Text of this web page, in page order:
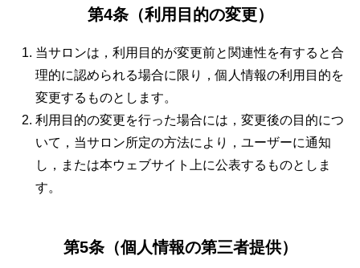
第4条（利用目的の変更）
当サロンは，利用目的が変更前と関連性を有すると合
理的に認められる場合に限り，個人情報の利用目的を
変更するものとします。
利用目的の変更を行った場合には，変更後の目的につ
いて，当サロン所定の方法により，ユーザーに通知
し，または本ウェブサイト上に公表するものとしま
す。
第5条（個人情報の第三者提供）